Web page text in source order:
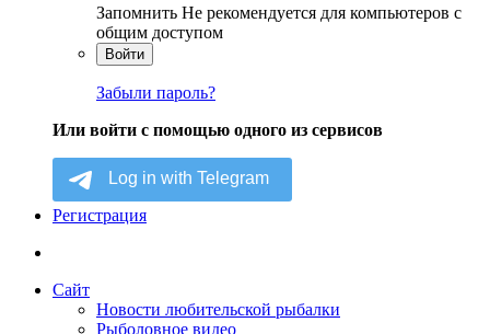
Запомнить Не рекомендуется для компьютеров с
общим доступом
Войти
Забыли пароль?
Или войти с помощью одного из сервисов
Регистрация
Сайт
Новости любительской рыбалки
Рыболовное видео